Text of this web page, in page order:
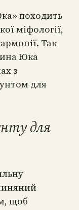
походить
міфології,
Так
Юка
з
для
для
щоб